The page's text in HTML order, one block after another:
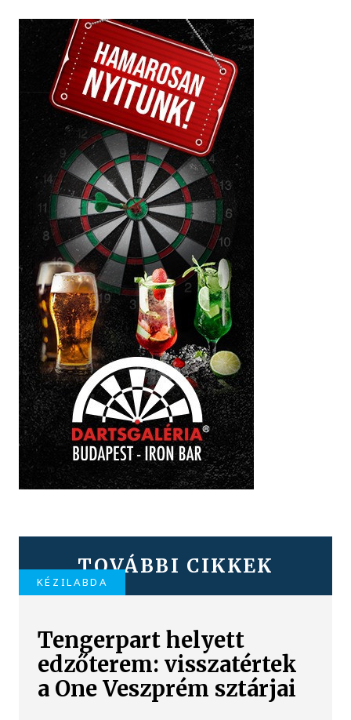
TOVÁBBI CIKKEK
KÉZILABDA
Tengerpart helyett
edzőterem: visszatértek
a One Veszprém sztárjai